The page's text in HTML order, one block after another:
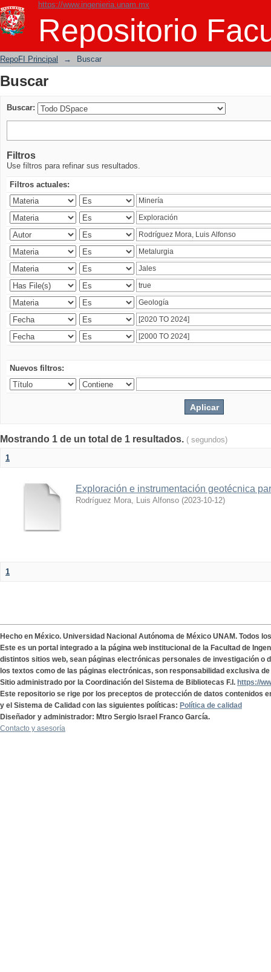
https://www.ingenieria.unam.mx
Repositorio
Buscar
RepoFI Principal → Buscar
Buscar
Buscar:
Filtros
Use filtros para refinar sus resultados.
Filtros actuales:
Nuevos filtros:
Mostrando 1 de un total de 1 resultados. ( segundos)
1
Exploración e instrumentación geotécnica
Rodríguez Mora, Luis Alfonso (2023-10-12)
1
Hecho en México. Universidad Nacional Autónoma de México UNAM. Todos
Este es un portal integrado a la página web institucional de la Facultad de
distintos sitios web, sean páginas electrónicas personales de investigación o
los textos como de las páginas electrónicas, son responsabilidad exclusiva
Sitio administrado por la Coordinación del Sistema de Bibliotecas F.I. https://
Este repositorio se rige por los preceptos de protección de datos contenidos
y el Sistema de Calidad con las siguientes políticas: Política de calidad
Diseñador y administrador: Mtro Sergio Israel Franco García.
Contacto y asesoría